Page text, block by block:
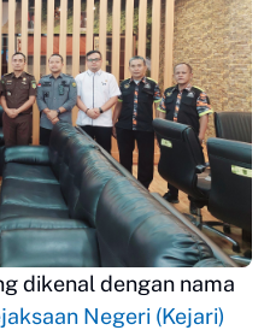
dikenal dengan nama
Negeri (Kejari)